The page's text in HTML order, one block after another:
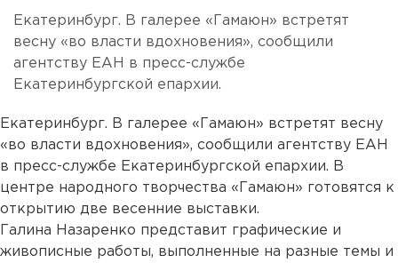
Екатеринбург. В галерее «Гамаюн» встретят
весну «во власти вдохновения», сообщили
агентству ЕАН в пресс-службе
Екатеринбургской епархии.
Екатеринбург. В галерее «Гамаюн» встретят весну
«во власти вдохновения», сообщили агентству ЕАН
в пресс-службе Екатеринбургской епархии. В
центре народного творчества «Гамаюн» готовятся к
открытию две весенние выставки.
Галина Назаренко представит графические и
живописные работы, выполненные на разные темы и